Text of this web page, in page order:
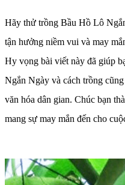
Hãy thử trồng Bầu Hồ Lô
tận hưởng niềm vui và may
Hy vọng bài viết này đã giúp
Ngắn Ngày và cách trồng
văn hóa dân gian. Chúc bạn
mang sự may mắn đến cho